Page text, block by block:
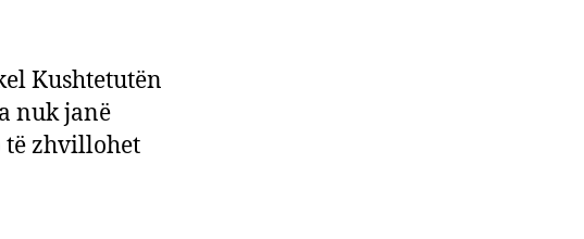
Kushtetutën
nuk janë
të zhvillohet